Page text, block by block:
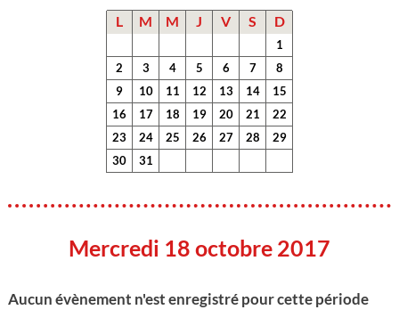
L M M J V S D
1
2
3 4 5 6 7
8
9
10 11 12 13 14
15
16
17 18 19 20 21
22
23
24 25 26 27 28
29
30
31
Mercredi 18 octobre 2017
Aucun évènement n'est enregistré pour cette période